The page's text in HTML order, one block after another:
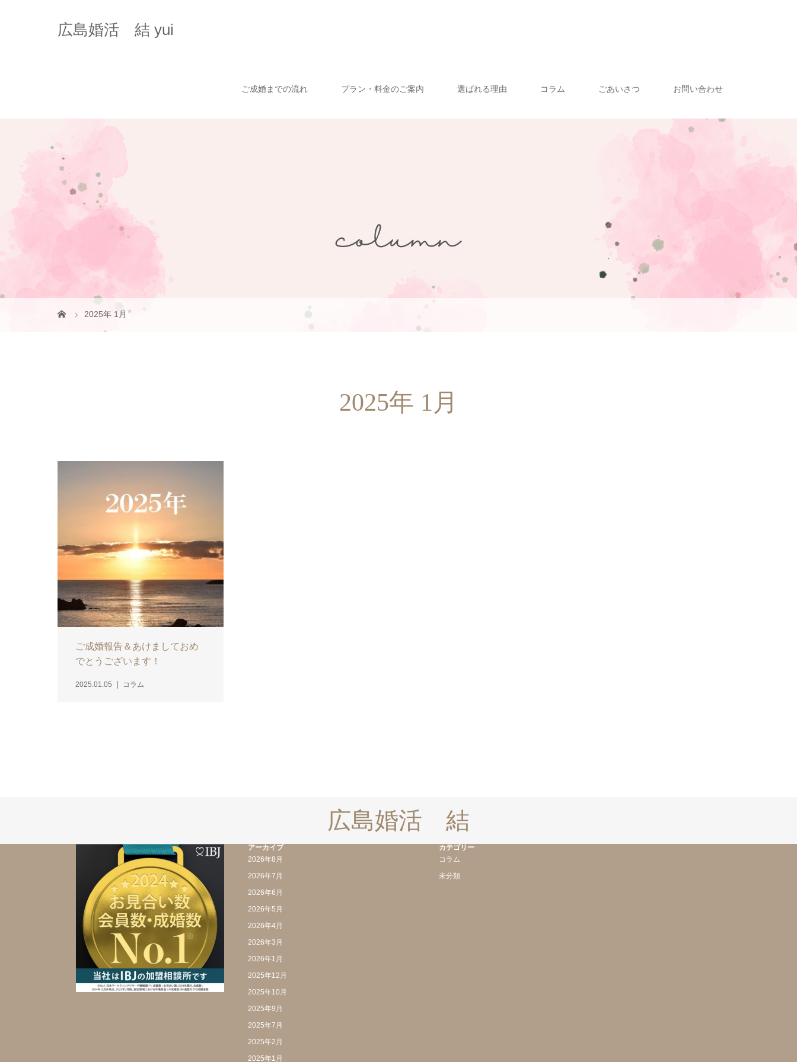
広島婚活 結 yui
ご成婚までの流れ プラン・料金のご案内 選ばれる理由 コラム ごあいさつ お問い合わせ
2025年 1月
2025年 1月
ご成婚報告＆あけましておめ
でとうございます！
2025.01.05 コラム
広島婚活 結
アーカイブ
2026年8月
2026年7月
2026年6月
2026年5月
2026年4月
2026年3月
2026年1月
2025年12月
2025年10月
2025年9月
2025年7月
2025年2月
2025年1月
カテゴリー
コラム
未分類